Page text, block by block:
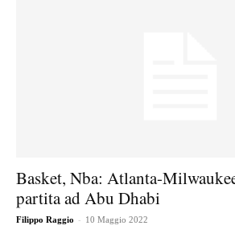
Basket, Nba: Atlanta-
partita ad Abu Dhabi
Filippo Raggio - 10 Maggio 2022